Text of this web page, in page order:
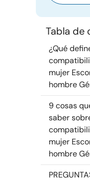
Tabla de
¿Qué
mujer
hombre
9 cosas
saber
mujer
hombre